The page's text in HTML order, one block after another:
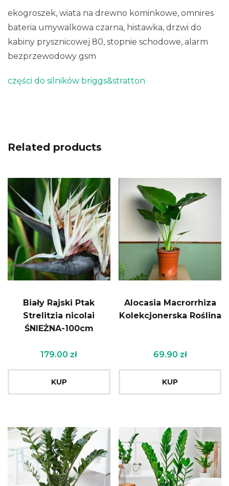
ekogroszek, wiata na drewno kominkowe, omnires
bateria umywalkowa czarna, histawka, drzwi do
kabiny prysznicowej 80, stopnie schodowe, alarm
bezprzewodowy gsm
części do silników briggs&stratton
Related products
Biały Rajski Ptak
Strelitzia nicolai
ŚNIEŻNA-100cm
179.00 zł
KUP
Alocasia Macrorrhiza
Kolekcjonerska Roślina
69.90 zł
KUP